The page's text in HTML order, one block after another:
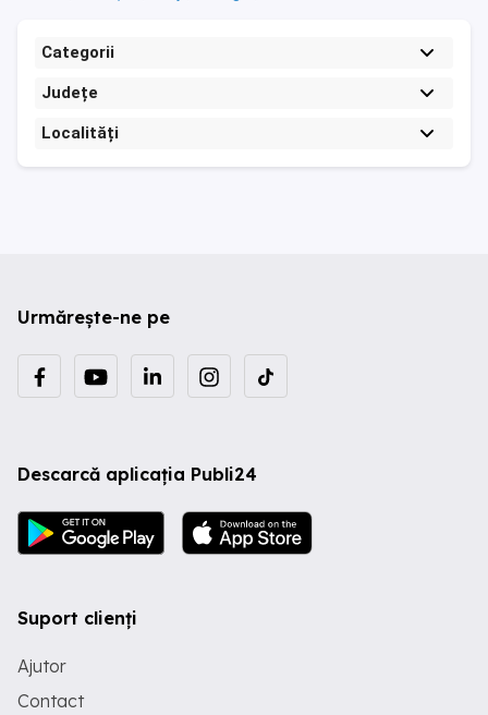
Categorii
Județe
Localități
Urmărește-ne pe
Descarcă aplicația Publi24
Suport clienți
Ajutor
Contact